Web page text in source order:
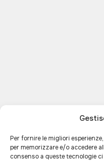
Per fornire le migliori
per memorizzare e/o accedere
consenso a queste tecnologie